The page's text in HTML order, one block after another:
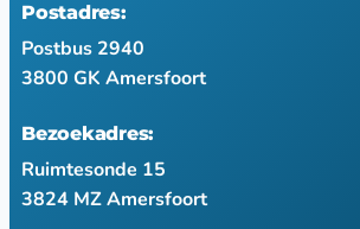
Postadres:
Postbus 2940
3800 GK Amersfoort
Bezoekadres:
Ruimtesonde 15
3824 MZ Amersfoort